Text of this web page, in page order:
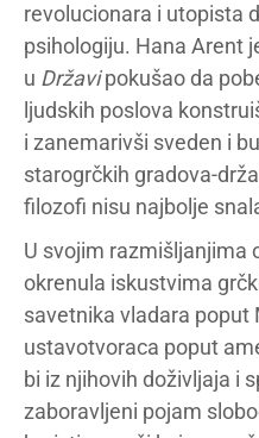
revolucionara i utopista
psihologiju. Hana Arent
u Državipokušao da
ljudskih poslova
i zanemarivši sveden i
starogrčkih gradova-
filozofi nisu najbolje
U svojim razmišljanjima
okrenula iskustvima
savetnika vladara poput
ustavotvoraca poput
bi iz njihovih doživljaja i
zaboravljeni pojam